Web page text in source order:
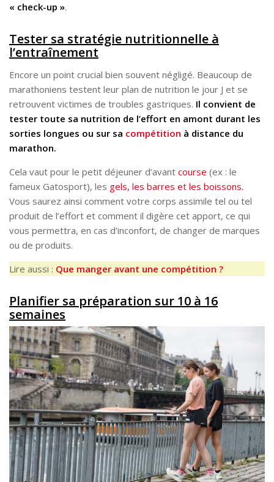
« check-up ».
Tester sa stratégie nutritionnelle à
l’entraînement
Encore un point crucial bien souvent négligé. Beaucoup de
marathoniens testent leur plan de nutrition le jour J et se
retrouvent victimes de troubles gastriques. Il convient de
tester toute sa nutrition de l’effort en amont durant les
sorties longues ou sur sa compétition à distance du
marathon.
Cela vaut pour le petit déjeuner d’avant course (ex : le
fameux Gatosport), les gels, les barres et les boissons.
Vous saurez ainsi comment votre corps assimile tel ou tel
produit de l’effort et comment il digère cet apport, ce qui
vous permettra, en cas d’inconfort, de changer de marques
ou de produits.
Lire aussi : Que manger avant une compétition ?
Planifier sa préparation sur 10 à 16
semaines